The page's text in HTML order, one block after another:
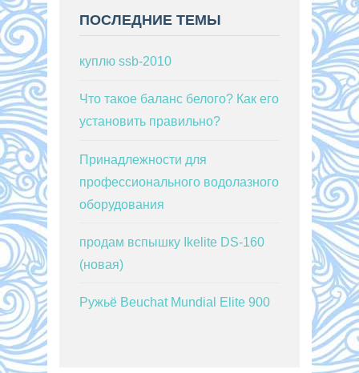
ПОСЛЕДНИЕ ТЕМЫ
куплю ssb-2010
Что такое баланс белого? Как его
установить правильно?
Принадлежности для
профессионального водолазного
оборудования
продам вспышку Ikelite DS-160
(новая)
Ружьё Beuchat Mundial Elite 900